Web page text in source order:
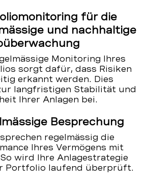
für die
und nachhaltige
Monitoring Ihres
sorgt dafür, dass Risiken
erkannt werden. Dies
langfristigen Stabilität und
Ihrer Anlagen bei.
Besprechung
regelmässig die
Ihres Vermögens mit
wird Ihre Anlagestrategie
Portfolio laufend überprüft.